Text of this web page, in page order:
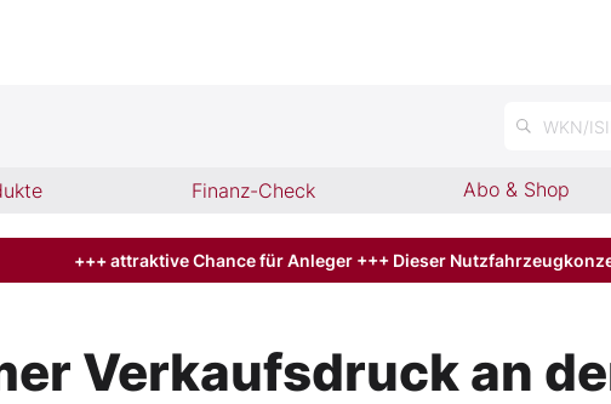
WKN/
Finanz-Check Abo & Shop
ONLINE lesen
+++ attraktive Chance für Anleger +++ Dieser
Verkaufsdruck an